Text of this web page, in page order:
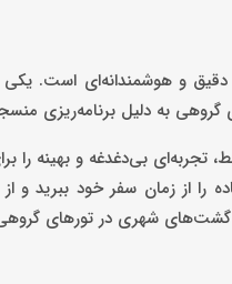
دقیق و هوشمندانه‌ای است.
به دلیل برنامه‌ریزی
تجربه‌ای بی‌دغدغه و بهینه
را از زمان سفر خود ببرید و
شهری در تورهای